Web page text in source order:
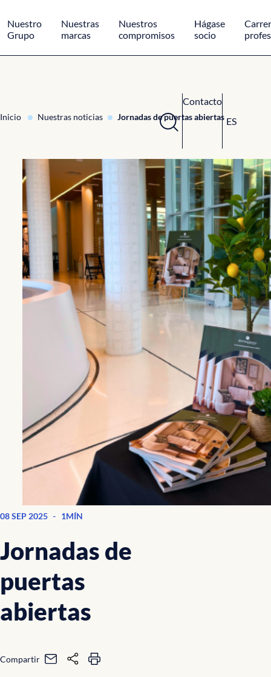
Nuestro
Grupo
Nuestras
marcas
Nuestros
compromisos
Hágase
socio
Contacto
ES
Inicio Nuestras noticias Jornadas de puertas abiertas
08 SEP 2025 - 1MÍN
Jornadas de
puertas
abiertas
Compartir